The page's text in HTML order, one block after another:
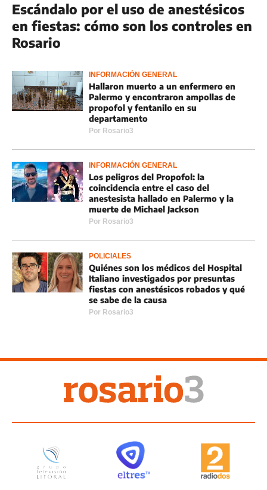
Escándalo por el uso de anestésicos
en fiestas: cómo son los controles en
Rosario
INFORMACIÓN GENERAL
Hallaron muerto a un enfermero en
Palermo y encontraron ampollas de
propofol y fentanilo en su
departamento
Por Rosario3
INFORMACIÓN GENERAL
Los peligros del Propofol: la
coincidencia entre el caso del
anestesista hallado en Palermo y la
muerte de Michael Jackson
Por Rosario3
POLICIALES
Quiénes son los médicos del Hospital
Italiano investigados por presuntas
fiestas con anestésicos robados y qué
se sabe de la causa
Por Rosario3